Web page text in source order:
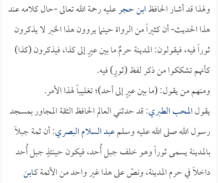
ولهذا قد أشار الحافظابن حجرعليه رحمة الله تعالى -حال كلامه عند
هذا الحديث- أن كثيراً من الرواة حينما يروون هذا الخبر لا يذكرون
ثوراً فيه، فيقولون: المدينة حرمٌ ما بين عيرٍ إلى كذا، فيذكرون (كذا)
كأنهم تشككوا من ذكر لفظ (ثورٍ) فيه.
ومنهم من يقول: (ما بين عيرٍ إلى أحد)؛ تغليباً لهذا الأمر.
يقولالمحب الطبري: قد حدثني العالم الحافظ الثقة المجاور بمسجد
رسول الله صلى الله عليه وسلمعبد السلام البصري: أن ثمة جبلاً
بالمدينة يسمى ثوراً وهو خلف جبل أُحد، فيكون حينئذٍ جبل أُحد
داخلاً في حرم المدينة، ونصّ على هذا غير واحد من الأئمة كـابن